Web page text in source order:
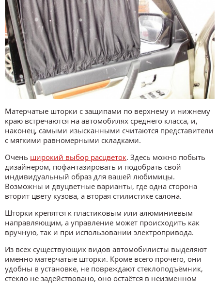
Матерчатые шторки с защипами по верхнему и нижнему
краю встречаются на автомобилях среднего класса, и,
наконец, самыми изысканными считаются представители
с мягкими равномерными складками.
Очень широкий выбор расцветок. Здесь можно побыть
дизайнером, пофантазировать и подобрать свой
индивидуальный образ для вашей любимицы.
Возможны и двуцветные варианты, где одна сторона
вторит цвету кузова, а вторая стилистике салона.
Шторки крепятся к пластиковым или алюминиевым
направляющим, а управление может происходить как
вручную, так и при использовании электропривода.
Из всех существующих видов автомобилисты выделяют
именно матерчатые шторки. Кроме всего прочего, они
удобны в установке, не повреждают стеклоподъёмник,
стекло не задействовано, оно остаётся в неизменном